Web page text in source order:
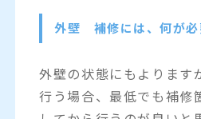
外壁 補修には、何が必
外壁の状態にもよります
行う場合、最低でも補修